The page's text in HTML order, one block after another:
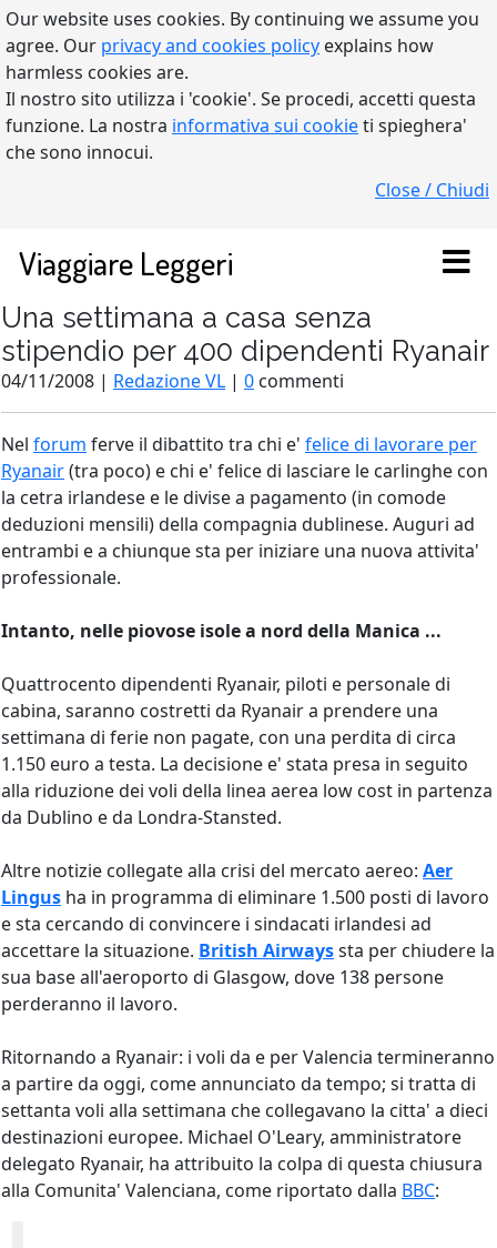
Our website uses cookies. By continuing we assume you
agree. Our privacy and cookies policy explains how
harmless cookies are.
Il nostro sito utilizza i 'cookie'. Se procedi, accetti questa
funzione. La nostra informativa sui cookieti spieghera'
che sono innocui.
Close / Chiudi
Viaggiare Leggeri
Una settimana a casa senza
stipendio per 400 dipendenti Ryanair
04/11/2008 | Redazione VL | 0 commenti
Nel forum ferve il dibattito tra chi e' felice di lavorare per
Ryanair(tra poco) e chi e' felice di lasciare le carlinghe con
la cetra irlandese e le divise a pagamento (in comode
deduzioni mensili) della compagnia dublinese. Auguri ad
entrambi e a chiunque sta per iniziare una nuova attivita'
professionale.
Intanto, nelle piovose isole a nord della Manica ...
Quattrocento dipendenti Ryanair, piloti e personale di
cabina, saranno costretti da Ryanair a prendere una
settimana di ferie non pagate, con una perdita di circa
1.150 euro a testa. La decisione e' stata presa in seguito
alla riduzione dei voli della linea aerea low cost in partenza
da Dublino e da Londra-Stansted.
Altre notizie collegate alla crisi del mercato aereo: Aer
Lingus ha in programma di eliminare 1.500 posti di lavoro
e sta cercando di convincere i sindacati irlandesi ad
accettare la situazione. British Airwayssta per chiudere la
sua base all'aeroporto di Glasgow, dove 138 persone
perderanno il lavoro.
Ritornando a Ryanair: i voli da e per Valencia termineranno
a partire da oggi, come annunciato da tempo; si tratta di
settanta voli alla settimana che collegavano la citta' a dieci
destinazioni europee. Michael O'Leary, amministratore
delegato Ryanair, ha attribuito la colpa di questa chiusura
alla Comunita' Valenciana, come riportato dalla BBC: